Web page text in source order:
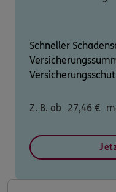
Schneller
Z. B. ab 27,46 €